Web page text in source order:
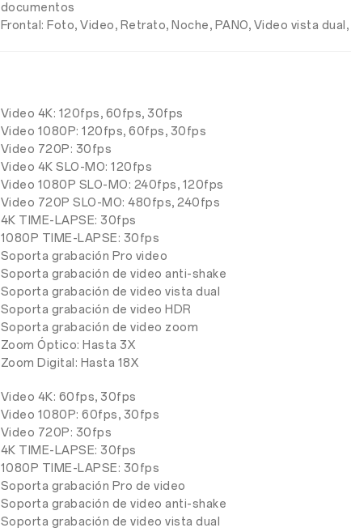
documentos
Frontal: Foto, Video, Retrato, Noche, PANO, Video vista
Video 4K: 120fps, 60fps, 30fps
Video 1080P: 120fps, 60fps, 30fps
Video 720P: 30fps
Video 4K SLO-MO: 120fps
Video 1080P SLO-MO: 240fps, 120fps
Video 720P SLO-MO: 480fps, 240fps
4K TIME-LAPSE: 30fps
1080P TIME-LAPSE: 30fps
Soporta grabación Pro video
Soporta grabación de video anti-shake
Soporta grabación de video vista dual
Soporta grabación de video HDR
Soporta grabación de video zoom
Zoom Óptico: Hasta 3X
Zoom Digital: Hasta 18X
Video 4K: 60fps, 30fps
Video 1080P: 60fps, 30fps
Video 720P: 30fps
4K TIME-LAPSE: 30fps
1080P TIME-LAPSE: 30fps
Soporta grabación Pro de video
Soporta grabación de video anti-shake
Soporta grabación de video vista dual